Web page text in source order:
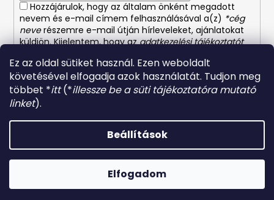
Ez az oldal sütiket használ. Ezen weboldalt
követésével elfogadja azok használatát. Tudjon meg
többet *itt(*illessze be a süti tájékoztatóra mutató
linket).
Beállítások
Elfogadom
Hozzájárulok, hogy az általam önként megadott
nevem és e-mail címem felhasználásával a(z) *cég
neverészemre e-mail útján hírleveleket, ajánlatokat
küldjön. Kijelentem, hogy azadatkezelési tájékoztatót
bármikor visszavonhatom.
FELIRATKOZÁS
Copyright 2026Német-osztrák vegyiáru és illatszer.
Minden jog fenntartva.